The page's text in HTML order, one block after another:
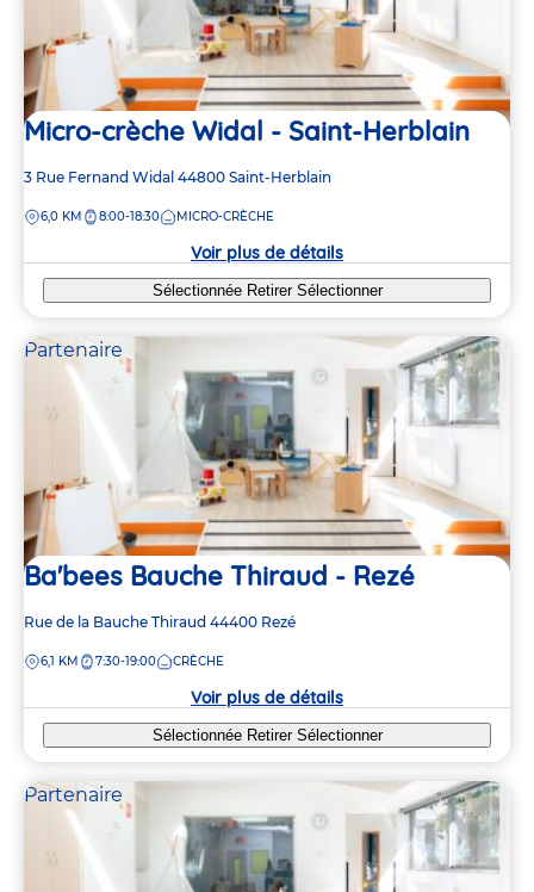
Micro-crèche Widal - Saint-Herblain
Adresse
la
3 Rue Fernand Widal 44800 Saint-Herblain
DISTANCE
6,0 KM 8:00-18:30 MICRO-CRÈCHE
Voir plus de détails
Sélectionnée Retirer Sélectionner
Partenaire
Ba'bees Bauche Thiraud - Rezé
Adresse
la
Rue de la Bauche Thiraud 44400 Rezé
DISTANCE
6,1 KM 7:30-19:00 CRÈCHE
Voir plus de détails
Sélectionnée Retirer Sélectionner
Partenaire